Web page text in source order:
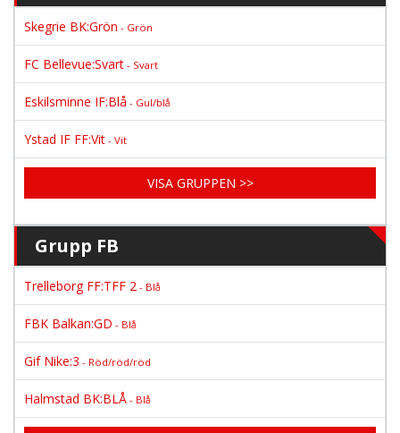
Skegrie BK:Grön - Grön
FC Bellevue:Svart - Svart
Eskilsminne IF:Blå - Gul/blå
Ystad IF FF:Vit - Vit
VISA GRUPPEN >>
Grupp FB
Trelleborg FF:TFF 2 - Blå
FBK Balkan:GD - Blå
Gif Nike:3 - Röd/röd/röd
Halmstad BK:BLÅ - Blå